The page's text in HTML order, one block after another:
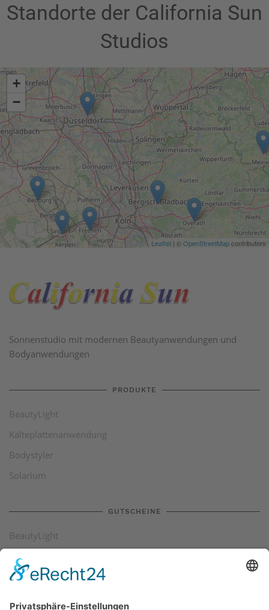
Standorte der California Sun
Studios
Sonnenstudio mit modernen Beautyanwendungen und
Bodyanwendungen
PRODUKTE
BeautyLight
Kälteplattenanwendung
Bodystyler
Solarium
GUTSCHEINE
BeautyLight
Kälteplattenanwendung
Bodystyler